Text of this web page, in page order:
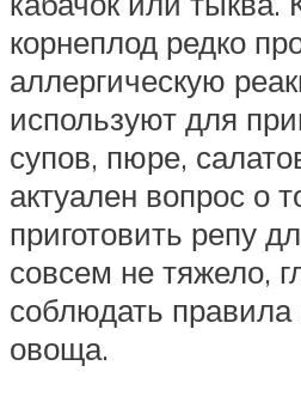
корнеплод редко
аллергическую
используют для
супов, пюре,
актуален вопрос о
приготовить репу
совсем не тяжело,
соблюдать правила
овоща.